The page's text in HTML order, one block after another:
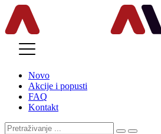
Novo
Akcije i popusti
FAQ
Kontakt